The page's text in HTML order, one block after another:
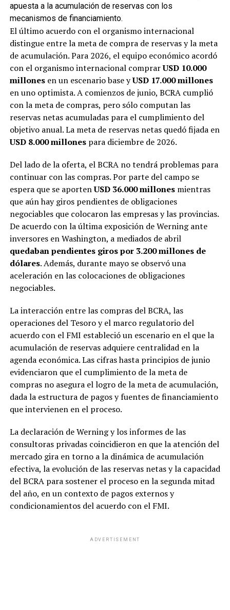
apuesta a la acumulación de reservas con los
mecanismos de financiamiento.
El último acuerdo con el organismo internacional
distingue entre la meta de compra de reservas y la meta
de acumulación. Para 2026, el equipo económico acordó
con el organismo internacional comprarUSD 10.000
millones en un escenario base yUSD 17.000 millones
en uno optimista. A comienzos de junio, BCRA cumplió
con la meta de compras, pero sólo computan las
reservas netas acumuladas para el cumplimiento del
objetivo anual. La meta de reservas netas quedó fijada en
USD 8.000 millones para diciembre de 2026.
Del lado de la oferta, el BCRA no tendrá problemas para
continuar con las compras. Por parte del campo se
espera que se aportenUSD 36.000 millonesmientras
que aún hay giros pendientes de obligaciones
negociables que colocaron las empresas y las provincias.
De acuerdo con la última exposición de Werning ante
inversores en Washington, a mediados de abril
quedaban pendientes giros por 3.200 millones de
dólares. Además, durante mayo se observó una
aceleración en las colocaciones de obligaciones
negociables.
La interacción entre las compras del BCRA, las
operaciones del Tesoro y el marco regulatorio del
acuerdo con el FMI estableció un escenario en el que la
acumulación de reservas adquiere centralidad en la
agenda económica. Las cifras hasta principios de junio
evidenciaron que el cumplimiento de la meta de
compras no asegura el logro de la meta de acumulación,
dada la estructura de pagos y fuentes de financiamiento
que intervienen en el proceso.
La declaración de Werning y los informes de las
consultoras privadas coincidieron en que la atención del
mercado gira en torno a la dinámica de acumulación
efectiva, la evolución de las reservas netas y la capacidad
del BCRA para sostener el proceso en la segunda mitad
del año, en un contexto de pagos externos y
condicionamientos del acuerdo con el FMI.
ADVERTISEMENT